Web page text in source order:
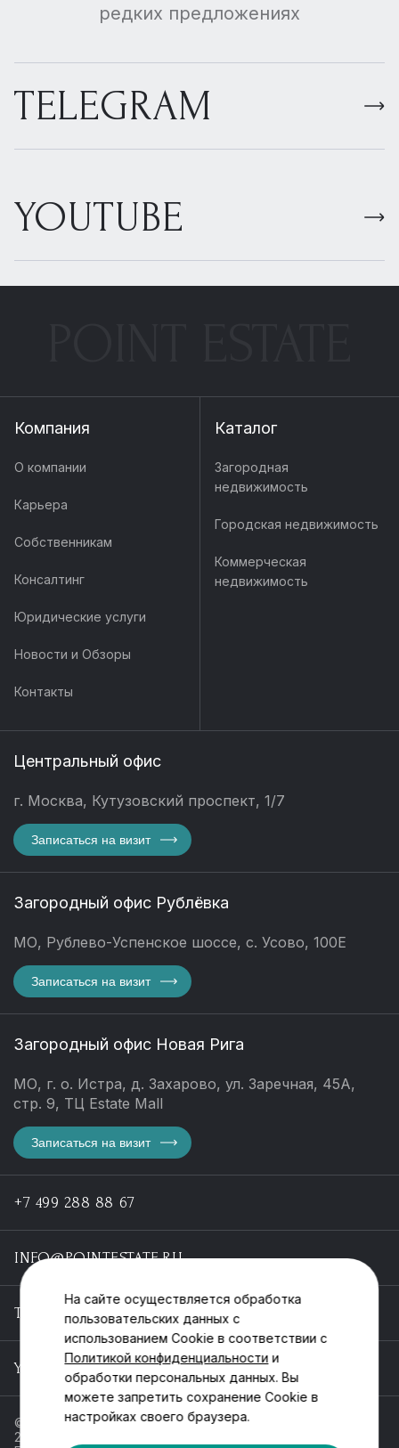
редких предложениях
TELEGRAM
YOUTUBE
Компания
О компании
Карьера
Собственникам
Консалтинг
Юридические услуги
Новости и Обзоры
Контакты
Каталог
Загородная
недвижимость
Городская недвижимость
Коммерческая
недвижимость
Центральный офис
г. Москва, Кутузовский проспект, 1/7
Записаться на визит
Загородный офис Рублёвка
МО, Рублево-Успенское шоссе, с. Усово, 100Е
Записаться на визит
Загородный офис Новая Рига
МО, г. о. Истра, д. Захарово, ул. Заречная, 45А,
стр. 9, ТЦ Estate Mall
Записаться на визит
+7 499 288 88 67
INFO@POINTESTATE.RU
TELEGRAM
YOUTUBE
© ООО «Пойнт эстейт», ИНН 55546464612,
2013-2025
На сайте осуществляется обработка
пользовательских данных с
использованием Cookie в соответствии с
Политикой конфиденциальности и
обработки персональных данных. Вы
можете запретить сохранение Cookie в
настройках своего браузера.